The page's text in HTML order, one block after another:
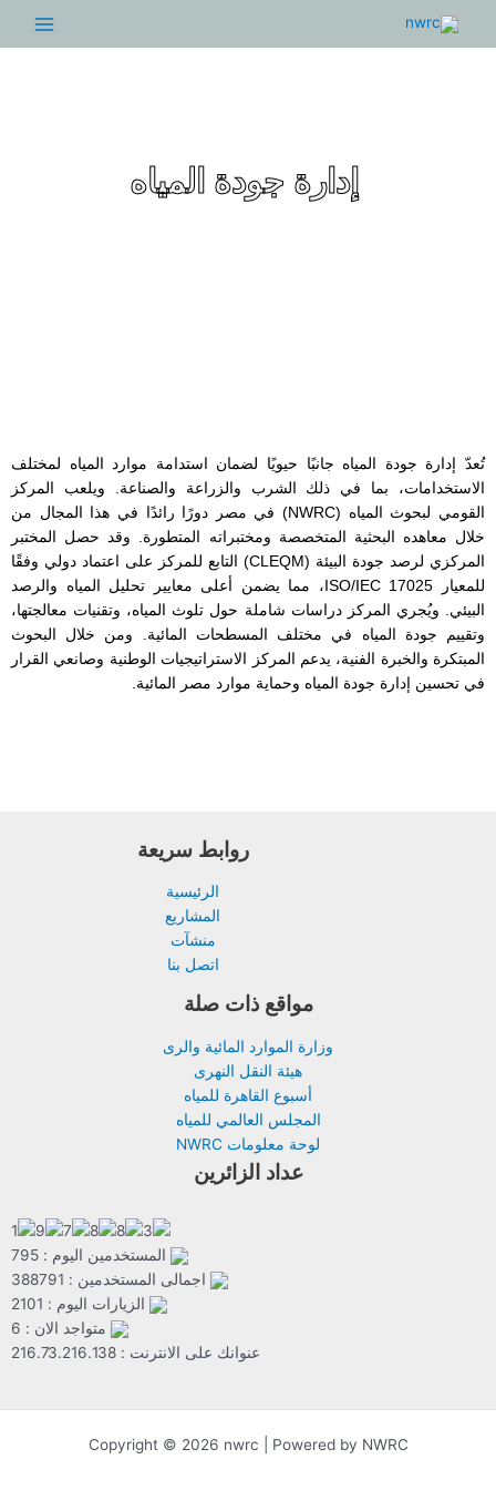
Menu
إدارة جودة المياه
جودة المياه جانبًا حيويًا لضمان استدامة موارد المياه لمختلف
بما في ذلك الشرب والزراعة والصناعة. ويلعب المركز
القومي لبحوث المياه (NWRC) في مصر دورًا رائدًا في هذا المجال من
البحثية المتخصصة ومختبراته المتطورة. وقد حصل المختبر
المركزي لرصد جودة البيئة (CLEQM) التابع للمركز على اعتماد دولي وفقًا
للمعيار ISO/IEC 17025، مما يضمن أعلى معايير تحليل المياه والرصد
ويُجري المركز دراسات شاملة حول تلوث المياه، وتقنيات معالجتها،
جودة المياه في مختلف المسطحات المائية. ومن خلال البحوث
والخبرة الفنية، يدعم المركز الاستراتيجيات الوطنية وصانعي القرار
إدارة جودة المياه وحماية موارد مصر المائية.
روابط سريعة
مواقع ذات صلة
وزارة الموارد المائية والرى
هيئة النقل النهرى
أسبوع القاهرة للمياه
المجلس العالمي للمياه
لوحة معلومات NWRC
عداد الزائرين
المستخدمين اليوم : 795
اجمالى المستخدمين : 388791
الزيارات اليوم : 2101
متواجد الان : 6
عنوانك على الانترنت : 216.73.216.138
Copyright © 2026 nwrc | Powered by NWRC